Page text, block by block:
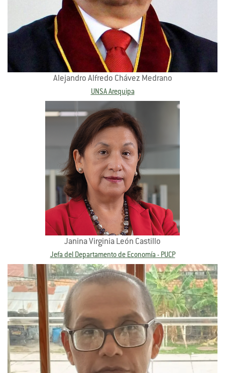
Alejandro Alfredo Chávez Medrano
UNSA Arequipa
Janina Virginia León Castillo
Jefa del Departamento de Economía - PUCP